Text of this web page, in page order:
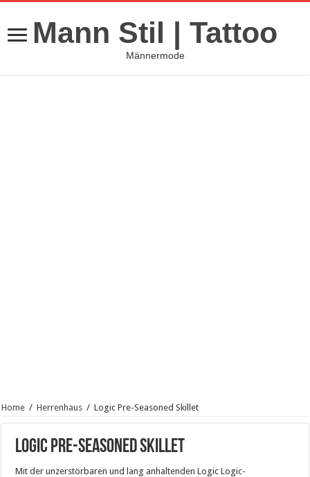
Mann Stil | Tattoo
Männermode
Home / Herrenhaus / Logic Pre-Seasoned Skillet
Logic Pre-Seasoned Skillet
Mit der unzerstörbaren und lang anhaltenden Logic Logic-